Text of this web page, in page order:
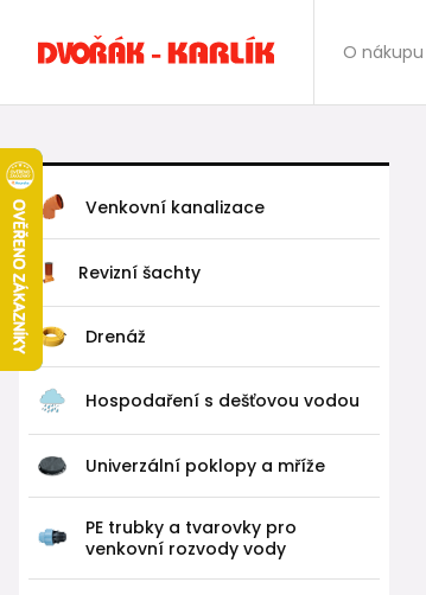
O nákupu
Venkovní kanalizace
Revizní šachty
Drenáž
Hospodaření s dešťovou vodou
Univerzální poklopy a mříže
PE trubky a tvarovky pro
venkovní rozvody vody